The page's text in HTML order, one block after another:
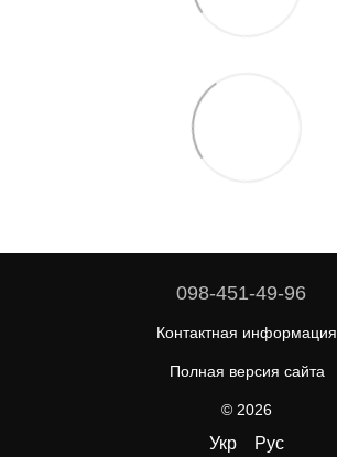
098-451-49-96
Контактная информация
Полная версия сайта
© 2026
Укр Рус